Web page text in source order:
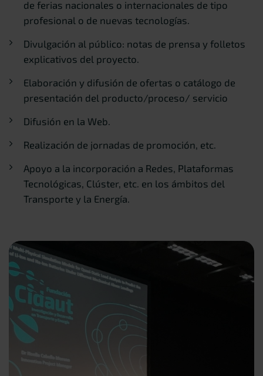
de ferias nacionales o internacionales de tipo
profesional o de nuevas tecnologías.
Divulgación al público: notas de prensa y folletos
explicativos del proyecto.
Elaboración y difusión de ofertas o catálogo de
presentación del producto/proceso/ servicio
Difusión en la Web.
Realización de jornadas de promoción, etc.
Apoyo a la incorporación a Redes, Plataformas
Tecnológicas, Clúster, etc. en los ámbitos del
Transporte y la Energía.